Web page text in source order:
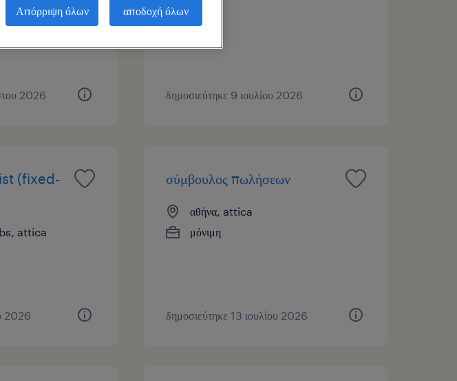
2026 δημοσιεύτηκε 9 ιουλίου 2026
(fixed-
attica
2026
σύμβουλος πωλήσεων
αθήνα, attica
μόνιμη
δημοσιεύτηκε 13 ιουλίου 2026
Απόρριψη όλων αποδοχή όλων